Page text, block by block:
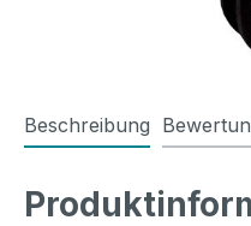
Beschreibung